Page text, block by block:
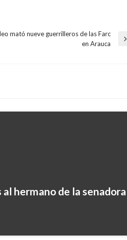
mató nueve guerrilleros de las Farc
en Arauca
hermano de la senadora